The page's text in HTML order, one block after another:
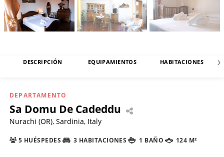
DESCRIPCIÓN EQUIPAMIENTOS HABITACIONES
DEPARTAMENTO
Sa Domu De Cadeddu
Nurachi (OR), Sardinia, Italy
5 HUÉSPEDES 3 HABITACIONES 1 BAÑO 124 M²